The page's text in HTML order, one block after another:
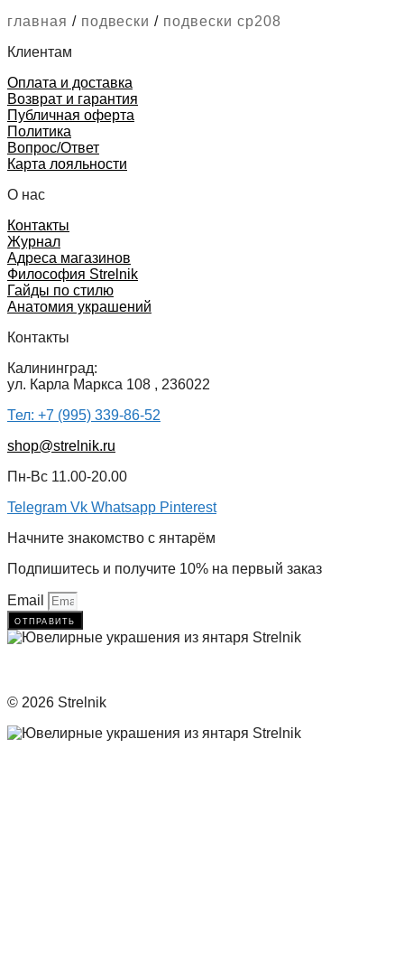
главная / подвески / подвески cp208
Клиентам
Оплата и доставка
Возврат и гарантия
Публичная оферта
Политика
Вопрос/Ответ
Карта лояльности
О нас
Контакты
Журнал
Адреса магазинов
Философия Strelnik
Гайды по стилю
Анатомия украшений
Контакты
Калининград:
ул. Карла Маркса 108 , 236022
Тел: +7 (995) 339-86-52
shop@strelnik.ru
Пн-Вс 11.00-20.00
Telegram Vk Whatsapp Pinterest
Начните знакомство с янтарём
Подпишитесь и получите 10% на первый заказ
Email
отправить
© 2026 Strelnik